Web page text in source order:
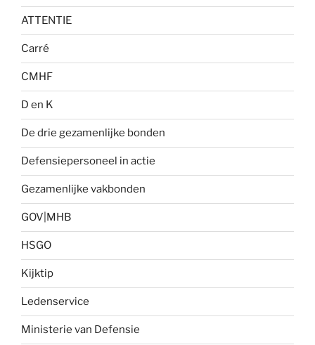
ATTENTIE
Carré
CMHF
D en K
De drie gezamenlijke bonden
Defensiepersoneel in actie
Gezamenlijke vakbonden
GOV|MHB
HSGO
Kijktip
Ledenservice
Ministerie van Defensie